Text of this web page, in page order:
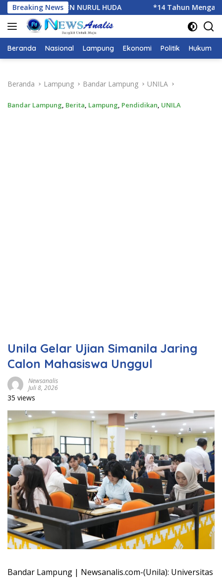
Langsung
ke
konten
Breaking News*14 Tahun Mengabdi,IWO Berbagi Kebahagiaan di
Beranda Nasional Lampung Ekonomi Politik Hukum
Beranda Lampung Bandar Lampung UNILA
Bandar Lampung, Berita, Lampung, Pendidikan, UNILA
Unila Gelar Ujian Simanila Jaring
Calon Mahasiswa Unggul
Newsanalis
Juli 8, 2026
35 views
Bandar Lampung | Newsanalis.com-(Unila): Universitas